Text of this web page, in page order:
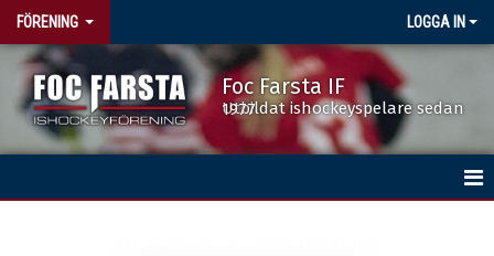
FÖRENING LOGGA IN
Foc Farsta IF
Utbildat ishockeyspelare sedan 1977